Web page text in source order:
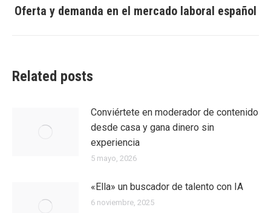
Entrada
Oferta y demanda en el mercado laboral español
Related posts
Conviértete en moderador de contenido
desde casa y gana dinero sin
experiencia
5 mayo, 2026
«Ella» un buscador de talento con IA
6 noviembre, 2025